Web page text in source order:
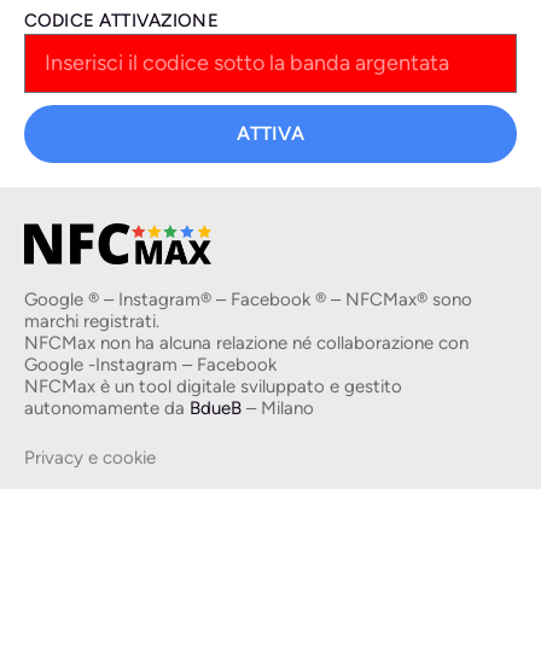
CODICE ATTIVAZIONE
ATTIVA
Google ® – Instagram® – Facebook ® – NFCMax® sono
marchi registrati.
NFCMax non ha alcuna relazione né collaborazione con
Google -Instagram – Facebook
NFCMax è un tool digitale sviluppato e gestito
autonomamente da BdueB – Milano
Privacy e cookie